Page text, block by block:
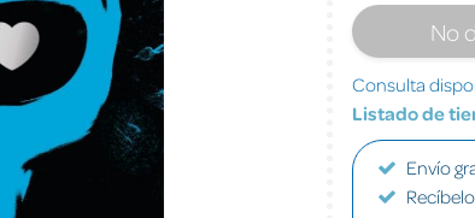
No
Consulta
Listado de
Envío